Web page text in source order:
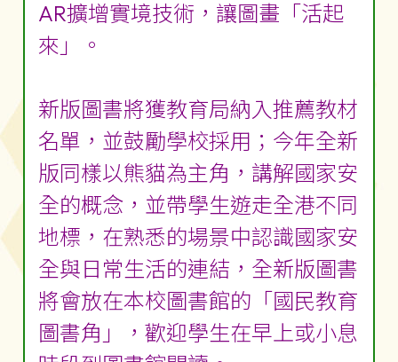
AR擴增實境技術，讓圖畫「活起
來」。
新版圖書將獲教育局納入推薦教材
名單，並鼓勵學校採用；今年全新
版同樣以熊貓為主角，講解國家安
全的概念，並帶學生遊走全港不同
地標，在熟悉的場景中認識國家安
全與日常生活的連結，全新版圖書
將會放在本校圖書館的「國民教育
圖書角」，歡迎學生在早上或小息